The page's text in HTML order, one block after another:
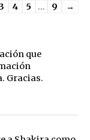
3 4 5 ... 9
→
que
Gracias.